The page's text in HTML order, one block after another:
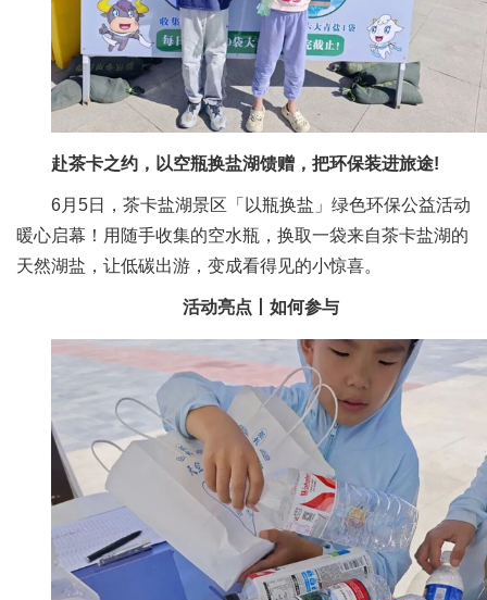
赴茶卡之约，以空瓶换盐湖馈赠，把环保装进旅途!
6月5日，茶卡盐湖景区「以瓶换盐」绿色环保公益活动
暖心启幕！用随手收集的空水瓶，换取一袋来自茶卡盐湖的
天然湖盐，让低碳出游，变成看得见的小惊喜。
活动亮点丨如何参与